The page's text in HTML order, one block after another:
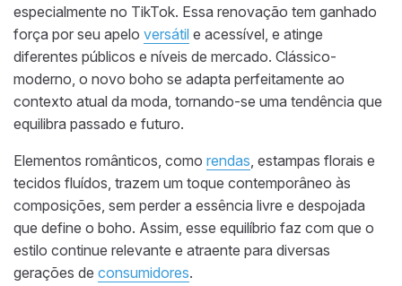
especialmente no TikTok. Essa renovação tem ganhado
força por seu apelo versátil e acessível, e atinge
diferentes públicos e níveis de mercado. Clássico-
moderno, o novo boho se adapta perfeitamente ao
contexto atual da moda, tornando-se uma tendência que
equilibra passado e futuro.
Elementos românticos, como rendas, estampas florais e
tecidos fluídos, trazem um toque contemporâneo às
composições, sem perder a essência livre e despojada
que define o boho. Assim, esse equilíbrio faz com que o
estilo continue relevante e atraente para diversas
gerações de consumidores.